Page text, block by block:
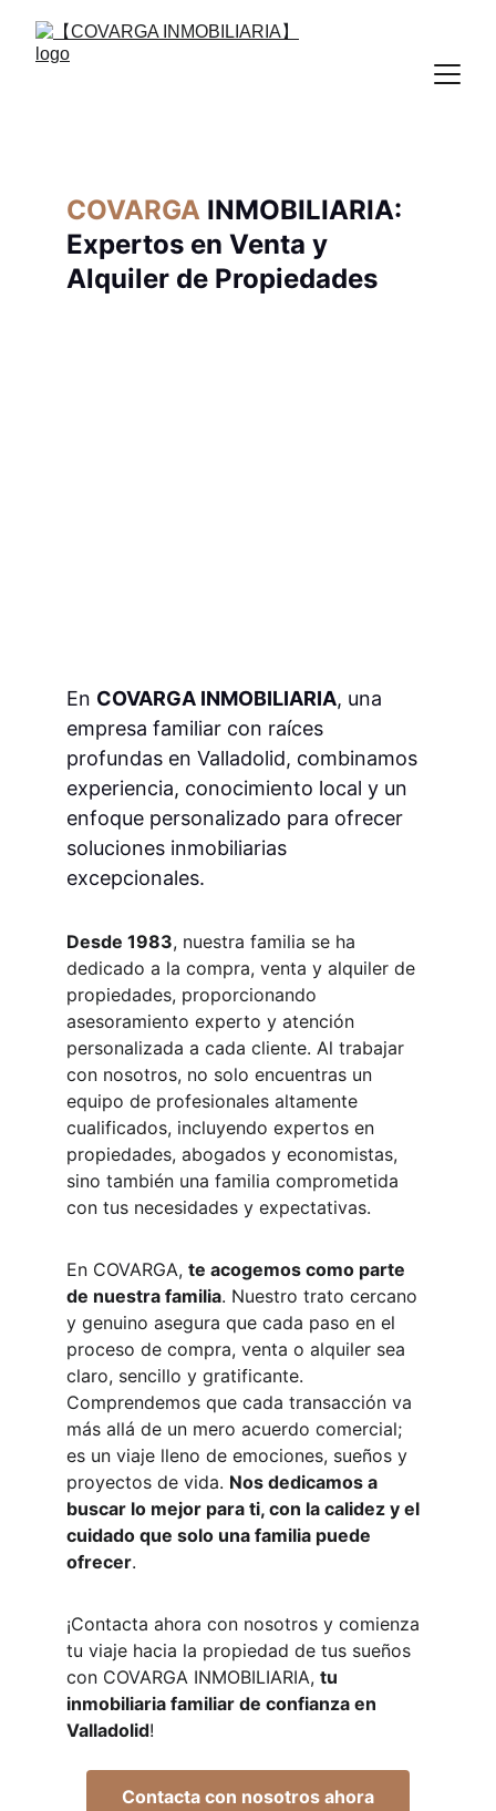
COVARGA INMOBILIARIA:
Expertos en Venta y
Alquiler de Propiedades
En COVARGA INMOBILIARIA, una
empresa familiar con raíces
profundas en Valladolid, combinamos
experiencia, conocimiento local y un
enfoque personalizado para ofrecer
soluciones inmobiliarias
excepcionales.
Desde 1983, nuestra familia se ha
dedicado a la compra, venta y alquiler de
propiedades, proporcionando
asesoramiento experto y atención
personalizada a cada cliente. Al trabajar
con nosotros, no solo encuentras un
equipo de profesionales altamente
cualificados, incluyendo expertos en
propiedades, abogados y economistas,
sino también una familia comprometida
con tus necesidades y expectativas.
En COVARGA, te acogemos como parte
de nuestra familia. Nuestro trato cercano
y genuino asegura que cada paso en el
proceso de compra, venta o alquiler sea
claro, sencillo y gratificante.
Comprendemos que cada transacción va
más allá de un mero acuerdo comercial;
es un viaje lleno de emociones, sueños y
proyectos de vida. Nos dedicamos a
buscar lo mejor para ti, con la calidez y el
cuidado que solo una familia puede
ofrecer.
¡Contacta ahora con nosotros y comienza
tu viaje hacia la propiedad de tus sueños
con COVARGA INMOBILIARIA, tu
inmobiliaria familiar de confianza en
Valladolid!
Contacta con nosotros ahora